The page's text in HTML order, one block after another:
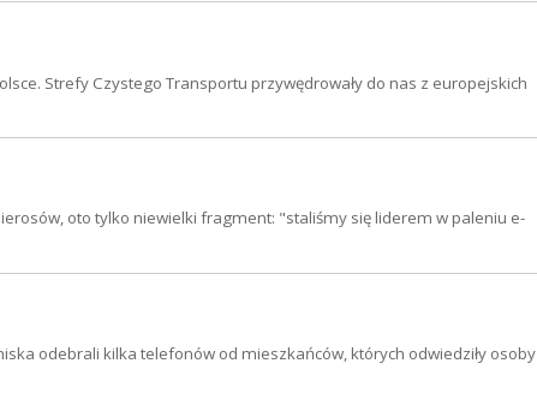
Strefy Czystego Transportu przywędrowały do nas z europejskich
oto tylko niewielki fragment: "staliśmy się liderem w paleniu e-
odebrali kilka telefonów od mieszkańców, których odwiedziły osoby